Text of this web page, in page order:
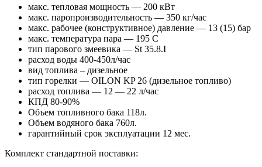
макс. тепловая мощность — 200 кВт
макс. паропроизводительность — 350 кг/час
макс. рабочее (конструктивное) давление — 13 (15) бар
макс. температура пара — 195 С
тип парового змеевика — St 35.8.I
расход воды 400-450л/час
вид топлива – дизельное
тип горелки — OILON KP 26 (дизельное топливо)
расход топлива — 12 — 22 л/час
КПД 80-90%
Объем топливного бака 118л.
Объем водяного бака 760л.
гарантийный срок эксплуатации 12 мес.
Комплект стандартной поставки: